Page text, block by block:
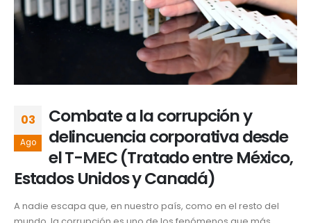
03
Ago
Combate a la corrupción y
delincuencia corporativa desde
el T-MEC (Tratado entre México,
Estados Unidos y Canadá)
A nadie escapa que, en nuestro país, como en el resto del